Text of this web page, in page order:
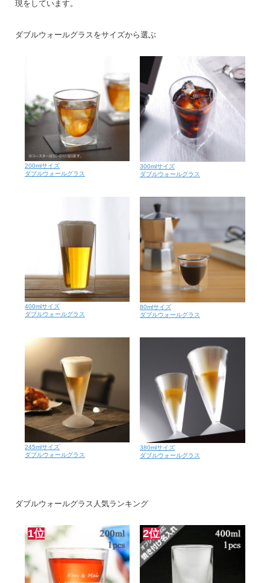
現をしています。
ダブルウォールグラスをサイズから選ぶ
200mlサイズ
ダブルウォールグラス
300mlサイズ
ダブルウォールグラス
400mlサイズ
ダブルウォールグラス
80mlサイズ
ダブルウォールグラス
245mlサイズ
ダブルウォールグラス
380mlサイズ
ダブルウォールグラス
ダブルウォールグラス人気ランキング
1位 2位